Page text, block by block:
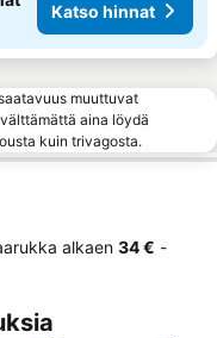
Katso hinnat
muuttuvat
aina löydä
kuin trivagosta.
alkaen ‎34 € -